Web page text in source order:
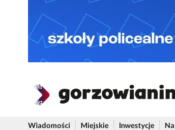
Wiadomości Miejskie Inwestycje